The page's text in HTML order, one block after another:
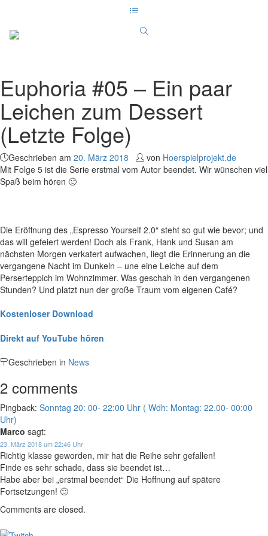
Euphoria #05 – Ein paar
Leichen zum Dessert
(Letzte Folge)
Geschrieben am 20. März 2018 von Hoerspielprojekt.de
Mit Folge 5 ist die Serie erstmal vom Autor beendet. Wir wünschen viel
Spaß beim hören 🙂
Die Eröffnung des „Espresso Yourself 2.0“ steht so gut wie bevor; und
das will gefeiert werden! Doch als Frank, Hank und Susan am
nächsten Morgen verkatert aufwachen, liegt die Erinnerung an die
vergangene Nacht im Dunkeln – une eine Leiche auf dem
Perserteppich im Wohnzimmer. Was geschah in den vergangenen
Stunden? Und platzt nun der große Traum vom eigenen Café?
Kostenloser Download
Direkt auf YouTube hören
Geschrieben in News
2 comments
Pingback: Sonntag 20: 00- 22:00 Uhr ( Wdh: Montag: 22.00- 00:00
Uhr)
Marco sagt:
23. März 2018 um 22:46 Uhr
Richtig klasse geworden, mir hat die Reihe sehr gefallen!
Finde es sehr schade, dass sie beendet ist…
Habe aber bei „erstmal beendet“ Die Hoffnung auf spätere
Fortsetzungen! 🙂
Comments are closed.